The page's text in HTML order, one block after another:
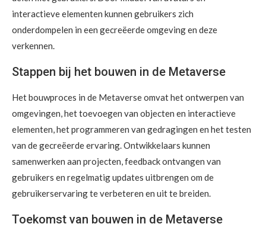
interactieve elementen kunnen gebruikers zich
onderdompelen in een gecreëerde omgeving en deze
verkennen.
Stappen bij het bouwen in de Metaverse
Het bouwproces in de Metaverse omvat het ontwerpen van
omgevingen, het toevoegen van objecten en interactieve
elementen, het programmeren van gedragingen en het testen
van de gecreëerde ervaring. Ontwikkelaars kunnen
samenwerken aan projecten, feedback ontvangen van
gebruikers en regelmatig updates uitbrengen om de
gebruikerservaring te verbeteren en uit te breiden.
Toekomst van bouwen in de Metaverse